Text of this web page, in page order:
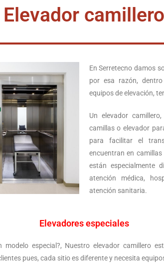
Elevador camillero
En Serretecno damos
por esa razón,
equipos de elevación,
Un elevador
camillas o elevador
para facilitar el
encuentran en
están especialmente
atención médica,
atención sanitaria.
Elevadores especiales
modelo especial?, Nuestro elevador camillero
pues, cada sitio es diferente y necesita